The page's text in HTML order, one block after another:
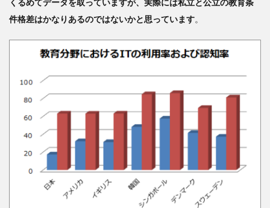
いせ
つ教
増殖
3
不
登
いじ
め、
件格差はかなりあるのではないかと思っています。